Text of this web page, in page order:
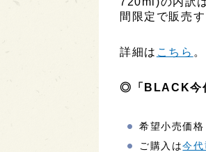
間限定で販売
詳細は こちら 。
◎「BLACK今
希望小売価
ご購入は今